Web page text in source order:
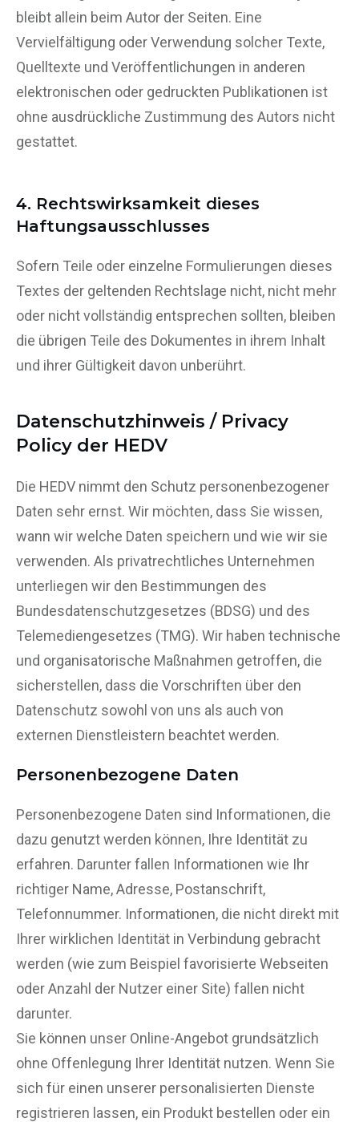
bleibt allein beim Autor der Seiten. Eine
Vervielfältigung oder Verwendung solcher Texte,
Quelltexte und Veröffentlichungen in anderen
elektronischen oder gedruckten Publikationen ist
ohne ausdrückliche Zustimmung des Autors nicht
gestattet.
4. Rechtswirksamkeit dieses
Haftungsausschlusses
Sofern Teile oder einzelne Formulierungen dieses
Textes der geltenden Rechtslage nicht, nicht mehr
oder nicht vollständig entsprechen sollten, bleiben
die übrigen Teile des Dokumentes in ihrem Inhalt
und ihrer Gültigkeit davon unberührt.
Datenschutzhinweis / Privacy
Policy der HEDV
Die HEDV nimmt den Schutz personenbezogener
Daten sehr ernst. Wir möchten, dass Sie wissen,
wann wir welche Daten speichern und wie wir sie
verwenden. Als privatrechtliches Unternehmen
unterliegen wir den Bestimmungen des
Bundesdatenschutzgesetzes (BDSG) und des
Telemediengesetzes (TMG). Wir haben technische
und organisatorische Maßnahmen getroffen, die
sicherstellen, dass die Vorschriften über den
Datenschutz sowohl von uns als auch von
externen Dienstleistern beachtet werden.
Personenbezogene Daten
Personenbezogene Daten sind Informationen, die
dazu genutzt werden können, Ihre Identität zu
erfahren. Darunter fallen Informationen wie Ihr
richtiger Name, Adresse, Postanschrift,
Telefonnummer. Informationen, die nicht direkt mit
Ihrer wirklichen Identität in Verbindung gebracht
werden (wie zum Beispiel favorisierte Webseiten
oder Anzahl der Nutzer einer Site) fallen nicht
darunter.
Sie können unser Online-Angebot grundsätzlich
ohne Offenlegung Ihrer Identität nutzen. Wenn Sie
sich für einen unserer personalisierten Dienste
registrieren lassen, ein Produkt bestellen oder ein